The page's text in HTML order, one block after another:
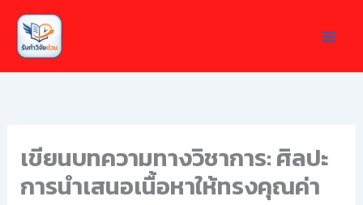
Skip
content
เขียนบทความทางวิชาการ: ศิลปะ
การนำเสนอเนื้อหาให้ทรงคุณค่า